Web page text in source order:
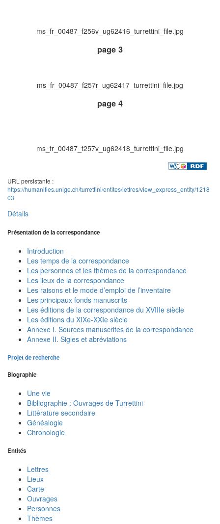
ms_fr_00487_f256v_ug62416_turrettini_file.jpg
page 3
ms_fr_00487_f257r_ug62417_turrettini_file.jpg
page 4
ms_fr_00487_f257v_ug62418_turrettini_file.jpg
URL persistante :
https://humanities.unige.ch/turrettini/entites/lettres/view_express_entity/1218
03
Détails
Présentation de la correspondance
Introduction
Les temps de la correspondance
Les personnes et les thèmes de la correspondance
Les lieux de la correspondance
Les raisons et le mode d’emploi de l’inventaire
Les principaux fonds manuscrits
Les éditions de la correspondance du XVIIIe siècle
Les éditions du XIXe-XXIe siècle
Annexe I. Sources manuscrites de la correspondance
Annexe II. Sigles et abréviations
Projet de recherche
Biographie
Une vie
Bibliographie : Ouvrages de Turrettini
Littérature secondaire
Généalogie
Chronologie
Entités
Lettres
Lieux
Carte
Ouvrages
Personnes
Thèmes